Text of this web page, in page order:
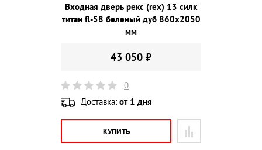
Входная дверь рекс (rex) 13 силк
титан fl-58 беленый дуб 860х2050
мм
43 050 ₽
0
Доставка: от 1 дня
КУПИТЬ